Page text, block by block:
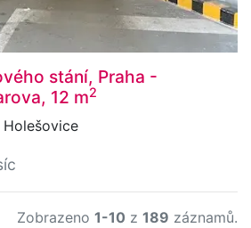
stání, Praha -
12 m2
Holešovice
Zobrazeno 1-10 z 189 záznamů.